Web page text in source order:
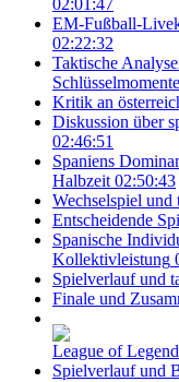
02:01:47
EM-Fußball-
02:22:32
Taktische
Kritik an
Diskussion über
02:46:51
Spaniens
Halbzeit 02:50:43
Wechselspiel und
Entscheidende
Spanische
Kollektivleistung
Spielverlauf und
Finale und
League of
Spielverlauf und